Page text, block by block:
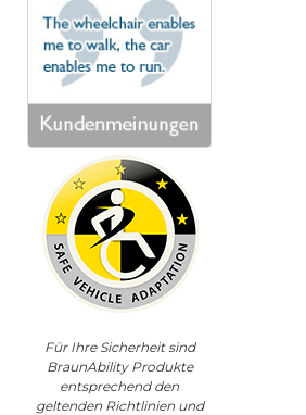
Für Ihre Sicherheit sind
BraunAbility Produkte
entsprechend den
geltenden Richtlinien und